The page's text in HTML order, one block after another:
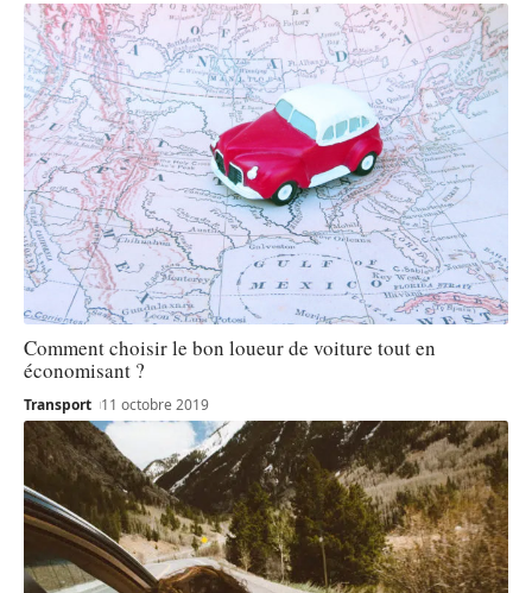
Comment choisir le bon loueur de voiture tout en
économisant ?
Transport 11 octobre 2019